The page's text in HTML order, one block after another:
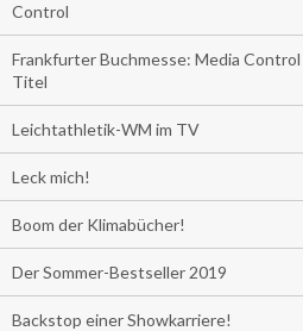
Control
Frankfurter Buchmesse: Media
Titel
Leichtathletik-WM im TV
Leck mich!
Boom der Klimabücher!
Der Sommer-Bestseller 2019
Backstop einer Showkarriere!